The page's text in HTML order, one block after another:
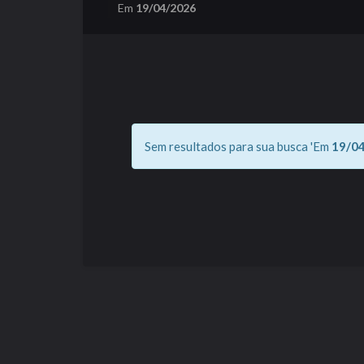
Em 19/04/2026
Sem resultados para sua busca 'Em 19/